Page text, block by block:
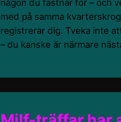
någon du fastnar för – och
med på samma
registrerar dig. Tveka inte
– du kanske är närmare